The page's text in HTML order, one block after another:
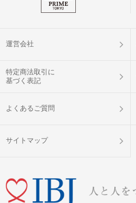
運営会社
特定商法取引に
基づく表記
よくあるご質問
サイトマップ